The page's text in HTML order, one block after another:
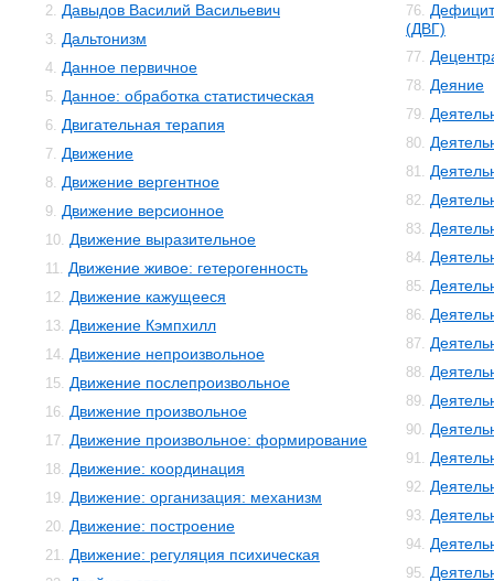
2. Давыдов Василий Васильевич
3. Дальтонизм
4. Данное первичное
5. Данное: обработка статистическая
6. Двигательная терапия
7. Движение
8. Движение вергентное
9. Движение версионное
10. Движение выразительное
11. Движение живое: гетерогенность
12. Движение кажущееся
13. Движение Кэмпхилл
14. Движение непроизвольное
15. Движение послепроизвольное
16. Движение произвольное
17. Движение произвольное: формирование
18. Движение: координация
19. Движение: организация: механизм
20. Движение: построение
21. Движение: регуляция психическая
76.
(ДВГ)
77.
78. Деяние
79.
80.
81.
82.
83.
84.
85.
86.
87.
88.
89.
90.
91.
92.
93.
94.
95.